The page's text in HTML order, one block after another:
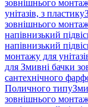
зовнішнього
унітазів, з пластику
зовнішнього
напівнизький
напівнизький
монтажу для
для Змивні бачки
сантехнічного
Поличного типу
зовнішнього